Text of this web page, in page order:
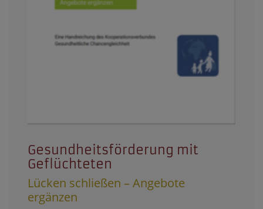
Gesundheitsförderung mit
Geflüchteten
Lücken schließen – Angebote
ergänzen